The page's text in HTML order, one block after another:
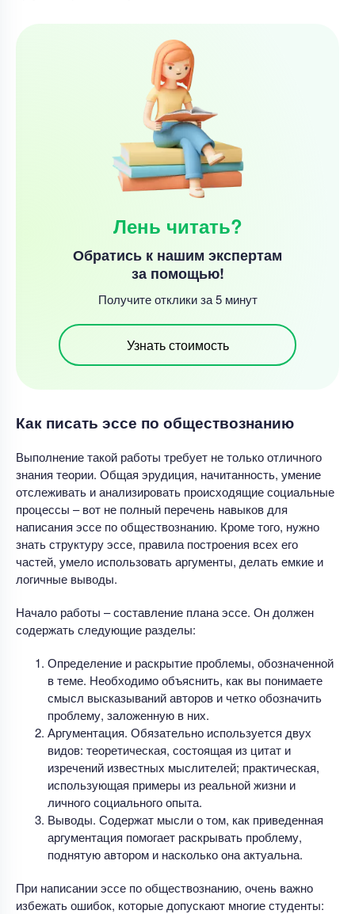
Лень читать?
Обратись к нашим экспертам
за помощью!
Получите отклики за 5 минут
Узнать стоимость
Как писать эссе по обществознанию
Выполнение такой работы требует не только отличного
знания теории. Общая эрудиция, начитанность, умение
отслеживать и анализировать происходящие социальные
процессы – вот не полный перечень навыков для
написания эссе по обществознанию. Кроме того, нужно
знать структуру эссе, правила построения всех его
частей, умело использовать аргументы, делать емкие и
логичные выводы.
Начало работы – составление плана эссе. Он должен
содержать следующие разделы:
Определение и раскрытие проблемы, обозначенной
в теме. Необходимо объяснить, как вы понимаете
смысл высказываний авторов и четко обозначить
проблему, заложенную в них.
Аргументация. Обязательно используется двух
видов: теоретическая, состоящая из цитат и
изречений известных мыслителей; практическая,
использующая примеры из реальной жизни и
личного социального опыта.
Выводы. Содержат мысли о том, как приведенная
аргументация помогает раскрывать проблему,
поднятую автором и насколько она актуальна.
При написании эссе по обществознанию, очень важно
избежать ошибок, которые допускают многие студенты: